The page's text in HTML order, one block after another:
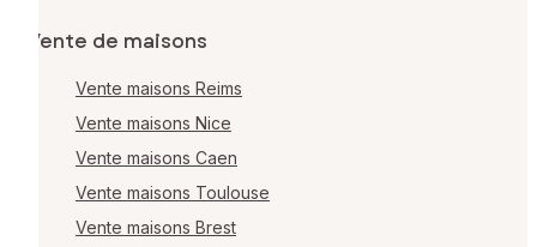
Vente de maisons
Vente maisons Reims
Vente maisons Nice
Vente maisons Caen
Vente maisons Toulouse
Vente maisons Brest